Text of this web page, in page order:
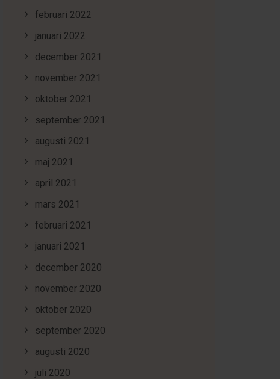
februari 2022
januari 2022
december 2021
november 2021
oktober 2021
september 2021
augusti 2021
maj 2021
april 2021
mars 2021
februari 2021
januari 2021
december 2020
november 2020
oktober 2020
september 2020
augusti 2020
juli 2020